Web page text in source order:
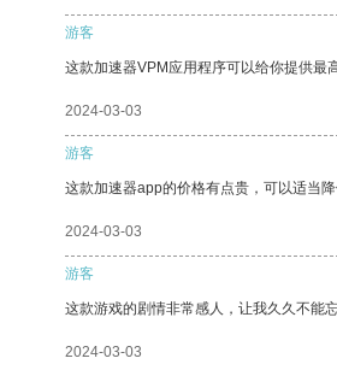
游客
这款加速器VPM应用程序可以给你提供最
2024-03-03
游客
这款加速器app的价格有点贵，可以适当
2024-03-03
游客
这款游戏的剧情非常感人，让我久久不能忘
2024-03-03